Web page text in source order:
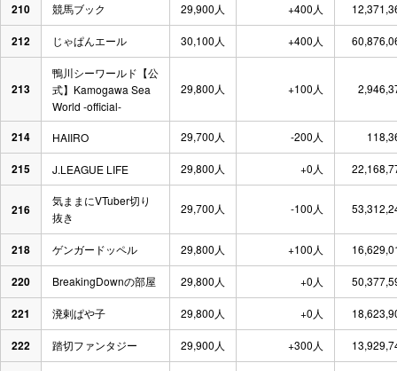
210 競馬ブック 29,900人 +400人
212 じゃぱんエール 30,100人 +400人
213
鴨川シーワールド【公
式】Kamogawa Sea
World -official-
29,800人 +100人
214 HAIIRO 29,700人 -200人
215 J.LEAGUE LIFE 29,800人 +0人
216
気ままにVTuber切り
抜き
29,700人 -100人
218 ゲンガードッペル 29,800人 +100人
220 BreakingDownの部屋 29,800人 +0人
221 溌剌ぱや子 29,800人 +0人
222 踏切ファンタジー 29,900人 +300人